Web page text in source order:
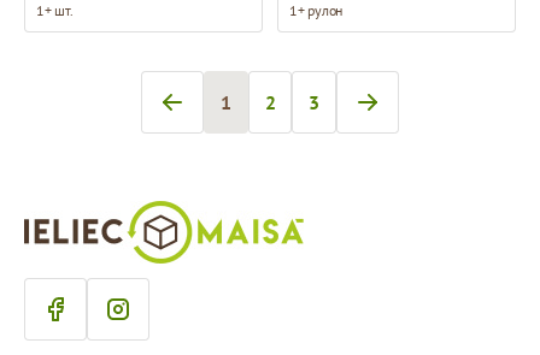
1+ шт. 1+ рулон
Вы сейчас читаете страницу
1
Страница
2
Страница
3